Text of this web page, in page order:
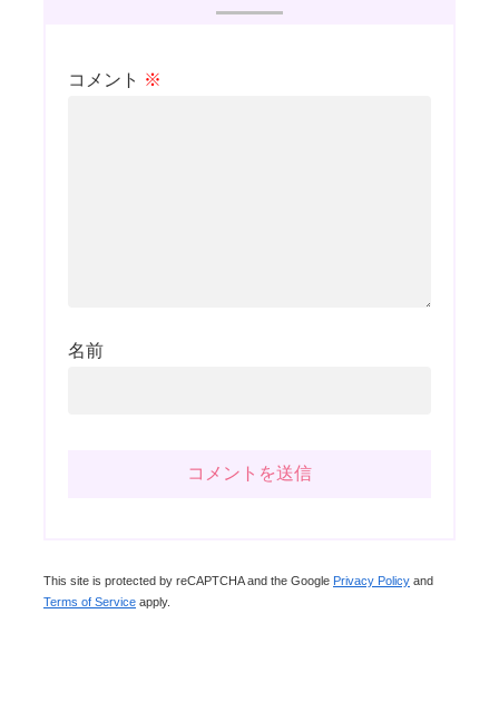
コメント ※
名前
This site is protected by reCAPTCHA and the Google Privacy Policy and
Terms of Service apply.